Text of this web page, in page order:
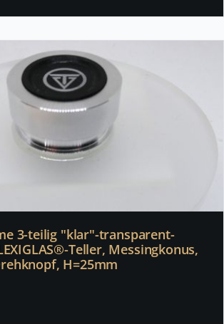
3-teilig "klar"-transparent-
Teller, Messingkonus,
H=25mm